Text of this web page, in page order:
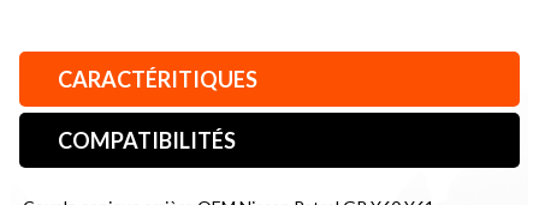
CARACTÉRITIQUES
COMPATIBILITÉS